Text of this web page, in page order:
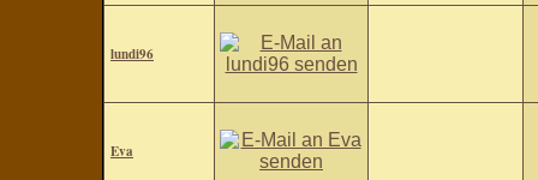
lundi96
Eva